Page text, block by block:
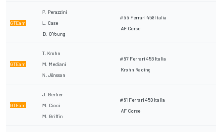
GTEam
P. Perazzini
L. Case
D. O'Young
#55 Ferrari 458 Italia
AF Corse
GTEam
T. Krohn
M. Mediani
N. Jönsson
#57 Ferrari 458 Italia
Krohn Racing
GTEam
J. Gerber
M. Cioci
M. Griffin
#61 Ferrari 458 Italia
AF Corse